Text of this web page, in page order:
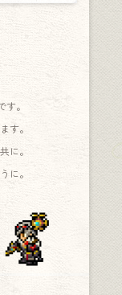
。
す。
に。
に。